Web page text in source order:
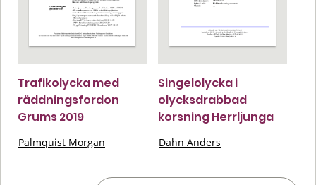
Trafikolycka med
räddningsfordon
Grums 2019
Palmquist Morgan
Singelolycka i
olycksdrabbad
korsning Herrljunga
Dahn Anders